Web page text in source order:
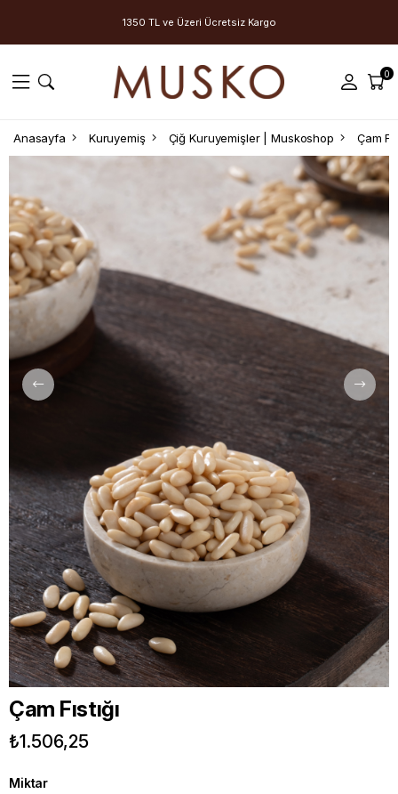
1350 TL ve Üzeri Ücretsiz Kargo
0
Anasayfa Kuruyemiş Çiğ Kuruyemişler | Muskoshop Çam
Çam Fıstığı
₺1.506,25
Miktar